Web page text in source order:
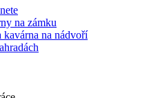
na zámku
kavárna na nádvoří